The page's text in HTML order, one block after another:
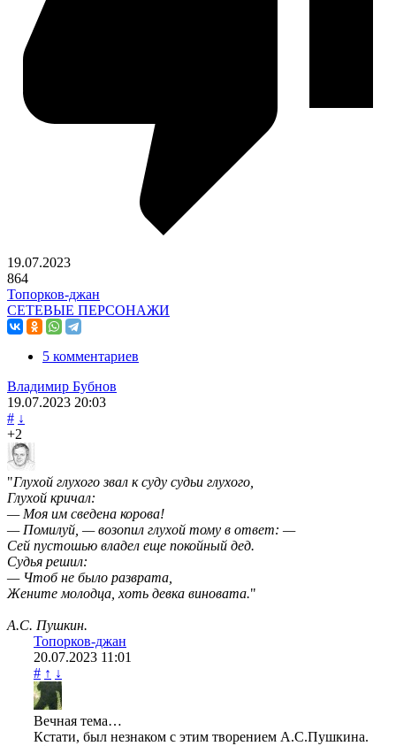
19.07.2023
864
Топорков-джан
СЕТЕВЫЕ ПЕРСОНАЖИ
5 комментариев
Владимир Бубнов
19.07.2023 20:03
# ↓
+2
"Глухой глухого звал к суду судьи глухого,
Глухой кричал:
— Моя им сведена корова!
— Помилуй, — возопил глухой тому в ответ: —
Сей пустошью владел еще покойный дед.
Судья решил:
— Чтоб не было разврата,
Жените молодца, хоть девка виновата."
А.С. Пушкин.
Топорков-джан
20.07.2023 11:01
# ↑ ↓
Вечная тема…
Кстати, был незнаком с этим творением А.С.Пушкина.